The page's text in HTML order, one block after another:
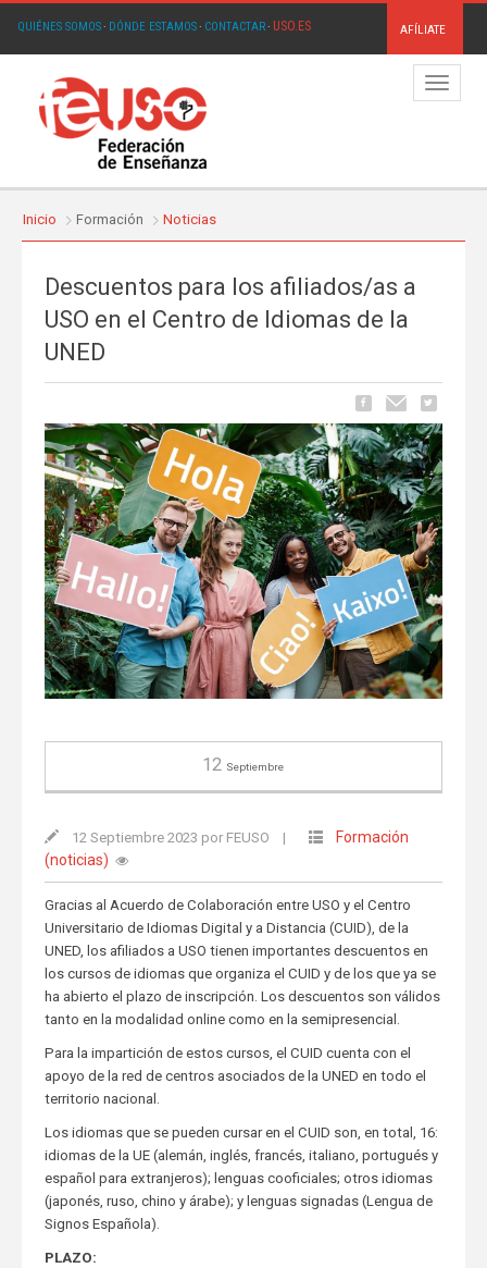
QUIÉNES SOMOS· DÓNDE ESTAMOS· CONTACTAR· USO.ES AFÍLIATE
Menú
Inicio Formación Noticias
Descuentos para los afiliados/as a
USO en el Centro de Idiomas de la
UNED
12 Septiembre
12 Septiembre 2023 por FEUSO |
Formación
(noticias)
Gracias al Acuerdo de Colaboración entre USO y el Centro
Universitario de Idiomas Digital y a Distancia (CUID), de la
UNED, los afiliados a USO tienen importantes descuentos en
los cursos de idiomas que organiza el CUID y de los que ya se
ha abierto el plazo de inscripción. Los descuentos son válidos
tanto en la modalidad online como en la semipresencial.
Para la impartición de estos cursos, el CUID cuenta con el
apoyo de la red de centros asociados de la UNED en todo el
territorio nacional.
Los idiomas que se pueden cursar en el CUID son, en total, 16:
idiomas de la UE (alemán, inglés, francés, italiano, portugués y
español para extranjeros); lenguas cooficiales; otros idiomas
(japonés, ruso, chino y árabe); y lenguas signadas (Lengua de
Signos Española).
PLAZO: